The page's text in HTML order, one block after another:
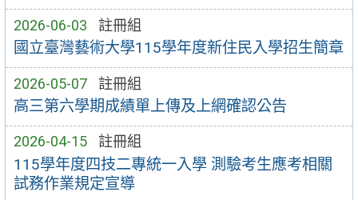
2026-06-03 註冊組
國立臺灣藝術大學115學年度新住民入學招生簡章
2026-05-07 註冊組
高三第六學期成績單上傳及上網確認公告
2026-04-15 註冊組
115學年度四技二專統一入學 測驗考生應考相關
試務作業規定宣導